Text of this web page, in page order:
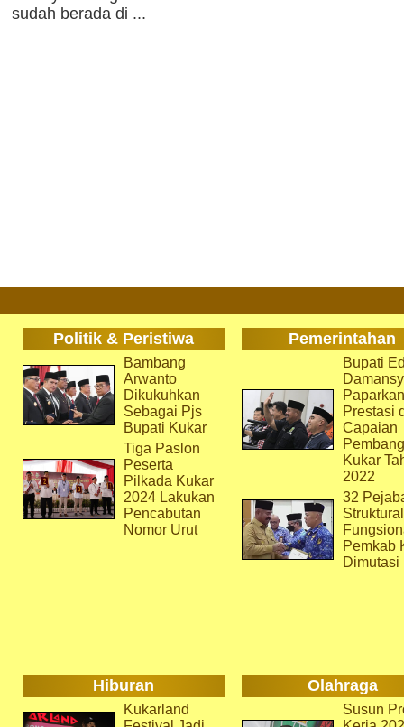
sudah berada di ...
Politik & Peristiwa Pemerintahan
Bambang
Arwanto
Dikukuhkan
Sebagai Pjs
Bupati Kukar
Tiga Paslon
Peserta
Pilkada Kukar
2024 Lakukan
Pencabutan
Nomor Urut
Bupati
Paparkan
Prestasi
Capaian
Kukar
2022
32
Pemkab
Dimutasi
Hiburan Olahraga
Kukarland
Susun